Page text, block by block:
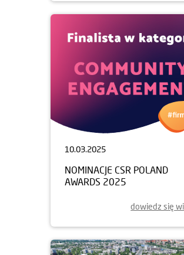
10.03.2025
NOMINACJE CSR POLAND
AWARDS 2025
dowiedz się